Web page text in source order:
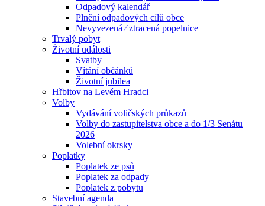
Odpadový kalendář
Plnění odpadových cílů obce
Nevyvezená ⁄ ztracená popelnice
Trvalý pobyt
Životní události
Svatby
Vítání občánků
Životní jubilea
Hřbitov na Levém Hradci
Volby
Vydávání voličských průkazů
Volby do zastupitelstva obce a do 1/3 Senátu
2026
Volební okrsky
Poplatky
Poplatek ze psů
Poplatek za odpady
Poplatek z pobytu
Stavební agenda